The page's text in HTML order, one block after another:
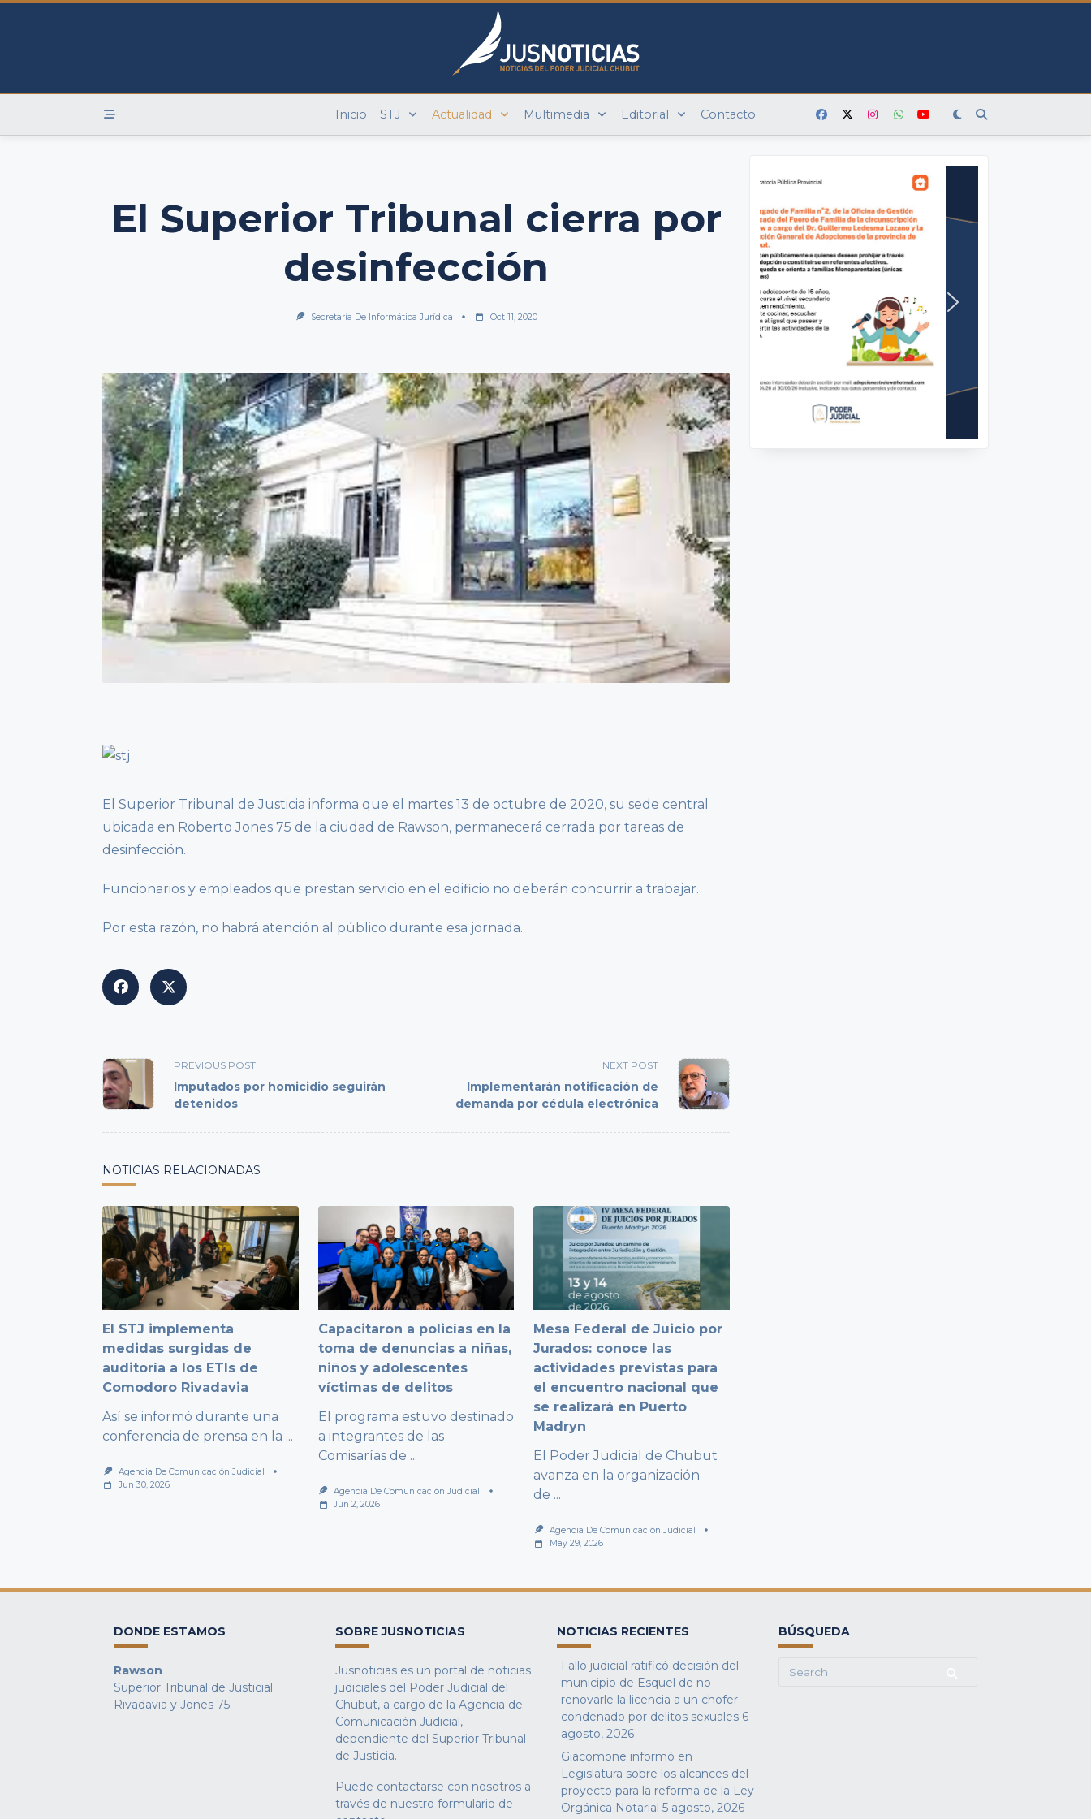
Skip
Inicio STJ Actualidad Multimedia Editorial Contacto
El Superior Tribunal cierra por
desinfección
Secretaría De Informática Jurídica Oct 11, 2020
El Superior Tribunal de Justicia informa que el martes 13 de octubre de 2020, su sede central
ubicada en Roberto Jones 75 de la ciudad de Rawson, permanecerá cerrada por tareas de
desinfección.
Funcionarios y empleados que prestan servicio en el edificio no deberán concurrir a trabajar.
Por esta razón, no habrá atención al público durante esa jornada.
<span
class="nav-
subtitle
PREVIOUS POST
Imputados por homicidio seguirán
detenidos
NEXT POST
Implementarán notificación de
demanda por cédula electrónica
NOTICIAS RELACIONADAS
El STJ implementa
medidas surgidas de
auditoría a los ETIs de
Comodoro Rivadavia
Así se informó durante una
conferencia de prensa en la ...
Agencia De Comunicación Judicial
Jun 30, 2026
Capacitaron a policías en la
toma de denuncias a niñas,
niños y adolescentes
víctimas de delitos
El programa estuvo destinado
a integrantes de las
Comisarías de ...
Agencia De Comunicación Judicial
Jun 2, 2026
Mesa Federal de Juicio por
Jurados: conoce las
actividades previstas para
el encuentro nacional que
se realizará en Puerto
Madryn
El Poder Judicial de Chubut
avanza en la organización
de ...
Agencia De Comunicación Judicial
May 29, 2026
DONDE ESTAMOS
Rawson
Superior Tribunal de Justicial
Rivadavia y Jones 75
SOBRE JUSNOTICIAS
Jusnoticias es un portal de noticias
judiciales del Poder Judicial del
Chubut, a cargo de la Agencia de
Comunicación Judicial,
dependiente del Superior Tribunal
de Justicia.
Puede contactarse con nosotros a
través de nuestro formulario de
NOTICIAS RECIENTES
Fallo judicial ratificó decisión del
municipio de Esquel de no
renovarle la licencia a un chofer
condenado por delitos sexuales 6
agosto, 2026
Giacomone informó en
Legislatura sobre los alcances del
proyecto para la reforma de la Ley
Orgánica Notarial 5 agosto, 2026
BÚSQUEDA
Search